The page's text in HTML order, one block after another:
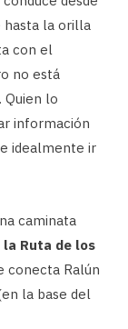
hasta la orilla
con el
no está
Quien lo
información
idealmente ir
caminata
la Ruta de los
conecta Ralún
la base del